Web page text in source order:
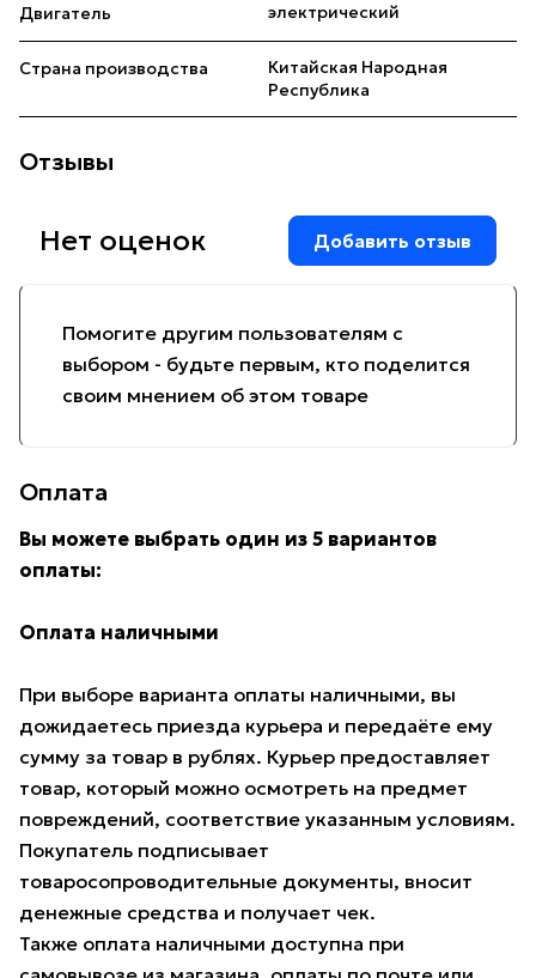
Двигатель электрический
Страна производства
Китайская Народная
Республика
Отзывы
Помогите другим пользователям с
выбором - будьте первым, кто поделится
своим мнением об этом товаре
Нет оценок Добавить отзыв
Оплата
Вы можете выбрать один из 5 вариантов
оплаты:
Оплата наличными
При выборе варианта оплаты наличными, вы
дожидаетесь приезда курьера и передаёте ему
сумму за товар в рублях. Курьер предоставляет
товар, который можно осмотреть на предмет
повреждений, соответствие указанным условиям.
Покупатель подписывает
товаросопроводительные документы, вносит
денежные средства и получает чек.
Также оплата наличными доступна при